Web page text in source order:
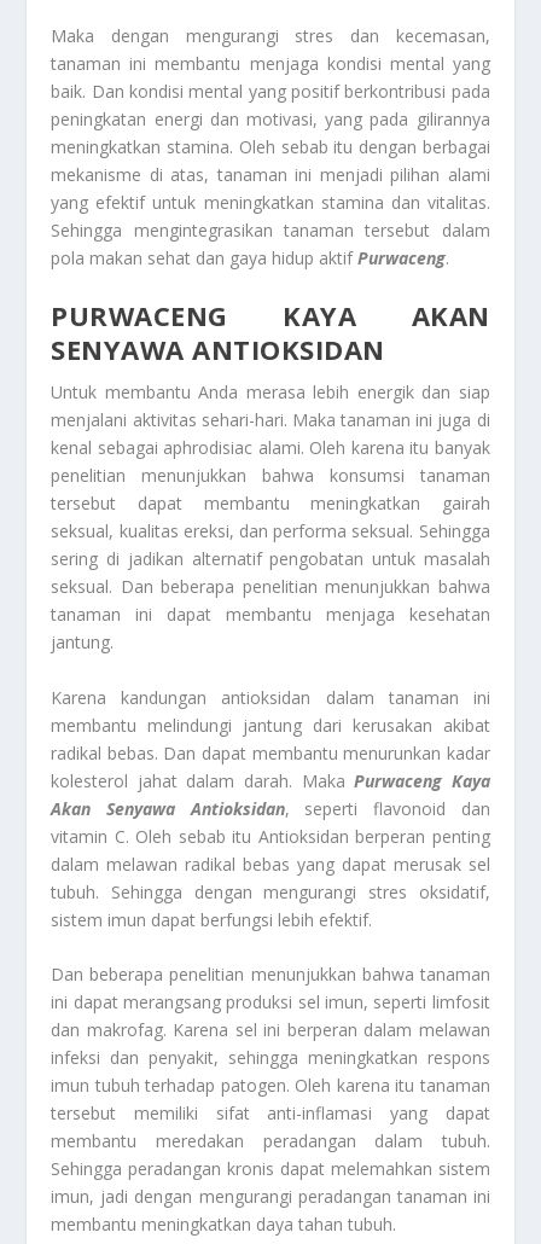
Maka dengan mengurangi stres dan kecemasan,
tanaman ini membantu menjaga kondisi mental yang
baik. Dan kondisi mental yang positif berkontribusi pada
peningkatan energi dan motivasi, yang pada gilirannya
meningkatkan stamina. Oleh sebab itu dengan berbagai
mekanisme di atas, tanaman ini menjadi pilihan alami
yang efektif untuk meningkatkan stamina dan vitalitas.
Sehingga mengintegrasikan tanaman tersebut dalam
pola makan sehat dan gaya hidup aktifPurwaceng.
PURWACENG KAYA AKAN
SENYAWA ANTIOKSIDAN
Untuk membantu Anda merasa lebih energik dan siap
menjalani aktivitas sehari-hari. Maka tanaman ini juga di
kenal sebagai aphrodisiac alami. Oleh karena itu banyak
penelitian menunjukkan bahwa konsumsi tanaman
tersebut dapat membantu meningkatkan gairah
seksual, kualitas ereksi, dan performa seksual. Sehingga
sering di jadikan alternatif pengobatan untuk masalah
seksual. Dan beberapa penelitian menunjukkan bahwa
tanaman ini dapat membantu menjaga kesehatan
jantung.
Karena kandungan antioksidan dalam tanaman ini
membantu melindungi jantung dari kerusakan akibat
radikal bebas. Dan dapat membantu menurunkan kadar
kolesterol jahat dalam darah. MakaPurwaceng Kaya
Akan Senyawa Antioksidan, seperti flavonoid dan
vitamin C. Oleh sebab itu Antioksidan berperan penting
dalam melawan radikal bebas yang dapat merusak sel
tubuh. Sehingga dengan mengurangi stres oksidatif,
sistem imun dapat berfungsi lebih efektif.
Dan beberapa penelitian menunjukkan bahwa tanaman
ini dapat merangsang produksi sel imun, seperti limfosit
dan makrofag. Karena sel ini berperan dalam melawan
infeksi dan penyakit, sehingga meningkatkan respons
imun tubuh terhadap patogen. Oleh karena itu tanaman
tersebut memiliki sifat anti-inflamasi yang dapat
membantu meredakan peradangan dalam tubuh.
Sehingga peradangan kronis dapat melemahkan sistem
imun, jadi dengan mengurangi peradangan tanaman ini
membantu meningkatkan daya tahan tubuh.